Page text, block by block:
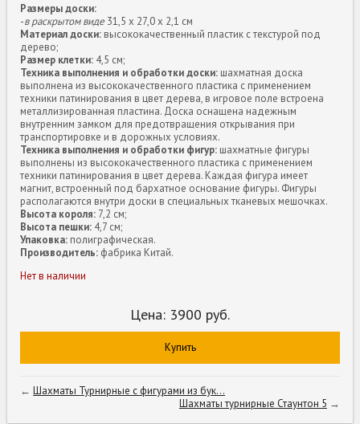
Размеры доски:
-в раскрытом виде 31,5 х 27,0 х 2,1 см
Материал доски: высококачественный пластик с текстурой под
дерево;
Размер клетки: 4,5 см;
Техника выполнения и обработки доски: шахматная доска
выполнена из высококачественного пластика с применением
техники патинирования в цвет дерева, в игровое поле встроена
металлизированная пластина. Доска оснащена надежным
внутренним замком для предотвращения открывания при
транспортировке и в дорожных условиях.
Техника выполнения и обработки фигур: шахматные фигуры
выполнены из высококачественного пластика с применением
техники патинирования в цвет дерева. Каждая фигура имеет
магнит, встроенный под бархатное основание фигуры. Фигуры
располагаются внутри доски в специальных тканевых мешочках.
Высота короля: 7,2 см;
Высота пешки: 4,7 см;
Упаковка: полиграфическая.
Производитель: фабрика Китай.
Нет в наличии
Цена: 3900 руб.
Купить
←Шахматы Турнирные с фигурами из бук...
Шахматы турнирные Стаунтон 5 →